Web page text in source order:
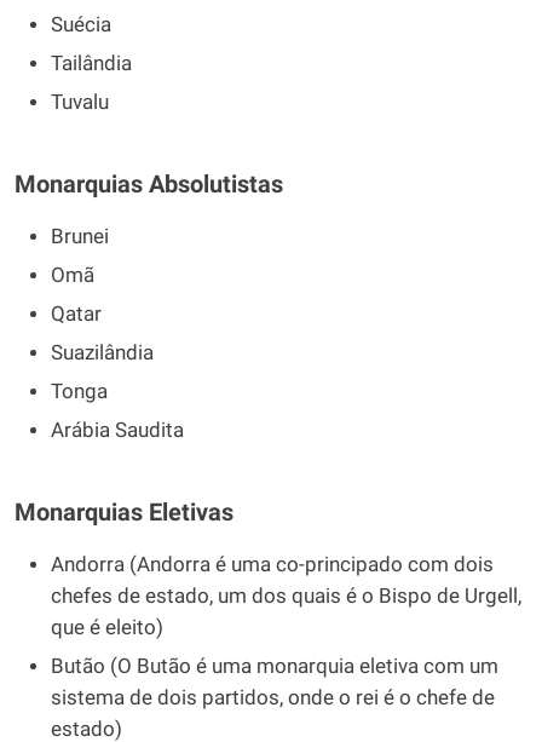
Suécia
Tailândia
Tuvalu
Monarquias Absolutistas
Brunei
Omã
Qatar
Suazilândia
Tonga
Arábia Saudita
Monarquias Eletivas
Andorra (Andorra é uma co-principado com dois
chefes de estado, um dos quais é o Bispo de Urgell,
que é eleito)
Butão (O Butão é uma monarquia eletiva com um
sistema de dois partidos, onde o rei é o chefe de
estado)